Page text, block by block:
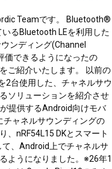
Teamです。 Bluetooth®
るBluetooth LEを利用した
ンディング(Channel
価できるようになったの
ご紹介いたします。 以前の
2台使用した、チャネルサウ
ソリューションを紹介させ
提供するAndroid向けモバ
チャネルサウンディングの
、nRF54L15 DKとスマート
、Android上でチャネルサ
ようになりました。※26年1